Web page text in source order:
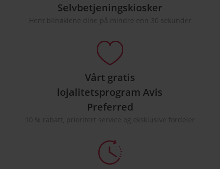
Selvbetjeningskiosker
Hent bilnøklene dine på mindre enn 30 sekunder
Vårt gratis
lojalitetsprogram Avis
Preferred
10 % rabatt, prioritert service og eksklusive fordeler